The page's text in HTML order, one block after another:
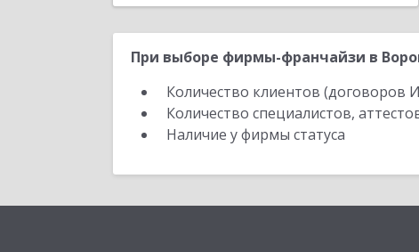
При выборе фирмы-франчайзи в
Количество клиентов
Количество специалистов,
Наличие у фирмы статуса